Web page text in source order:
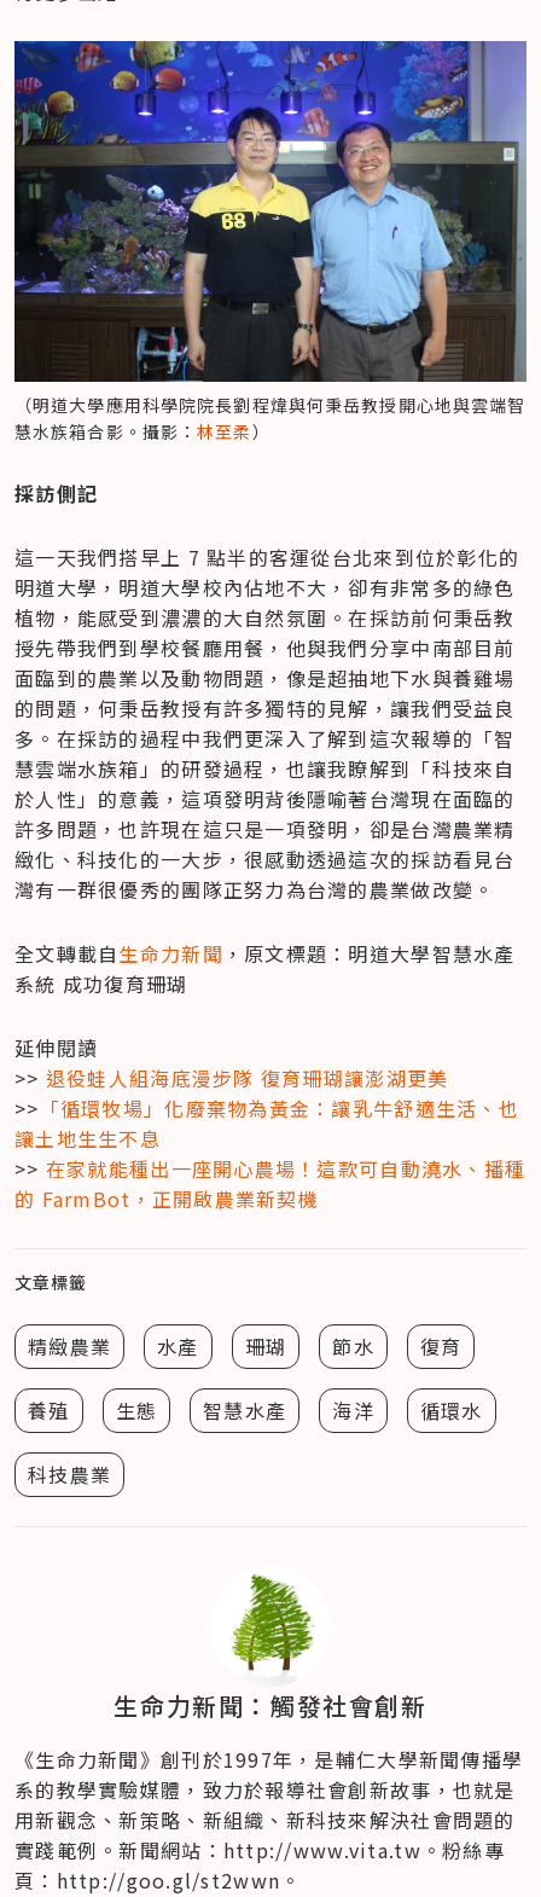
（明道大學應用科學院院長劉程煒與何秉岳教授開心地與雲端智
慧水族箱合影。攝影：林至柔）
採訪側記
這一天我們搭早上 7 點半的客運從台北來到位於彰化的
明道大學，明道大學校內佔地不大，卻有非常多的綠色
植物，能感受到濃濃的大自然氛圍。在採訪前何秉岳教
授先帶我們到學校餐廳用餐，他與我們分享中南部目前
面臨到的農業以及動物問題，像是超抽地下水與養雞場
的問題，何秉岳教授有許多獨特的見解，讓我們受益良
多。在採訪的過程中我們更深入了解到這次報導的「智
慧雲端水族箱」的研發過程，也讓我瞭解到「科技來自
於人性」的意義，這項發明背後隱喻著台灣現在面臨的
許多問題，也許現在這只是一項發明，卻是台灣農業精
緻化、科技化的一大步，很感動透過這次的採訪看見台
灣有一群很優秀的團隊正努力為台灣的農業做改變。
全文轉載自生命力新聞 ，原文標題：明道大學智慧水產
系統 成功復育珊瑚
延伸閱讀
>> 退役蛙人組海底漫步隊 復育珊瑚讓澎湖更美
>> 「循環牧場」化廢棄物為黃金：讓乳牛舒適生活、也
讓土地生生不息
>> 在家就能種出一座開心農場！這款可自動澆水、播種
的 FarmBot，正開啟農業新契機
文章標籤
精緻農業 水產 珊瑚 節水 復育
養殖 生態 智慧水產 海洋 循環水
科技農業
生命力新聞：觸發社會創新
《生命力新聞》創刊於1997年，是輔仁大學新聞傳播學
系的教學實驗媒體，致力於報導社會創新故事，也就是
用新觀念、新策略、新組織、新科技來解決社會問題的
實踐範例。新聞網站：http://www.vita.tw。粉絲專
頁：http://goo.gl/st2wwn。